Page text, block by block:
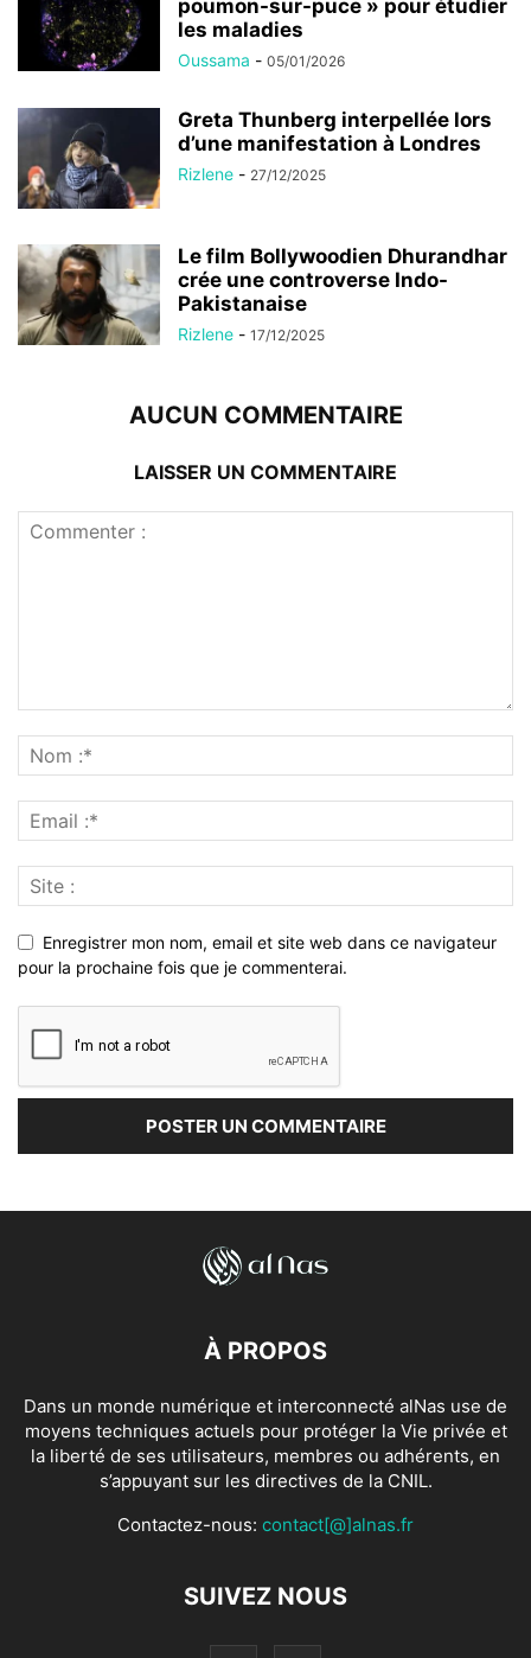
poumon-sur-puce » pour étudier
les maladies
Oussama - 05/01/2026
Greta Thunberg interpellée lors
d’une manifestation à Londres
Rizlene - 27/12/2025
Le film Bollywoodien Dhurandhar
crée une controverse Indo-
Pakistanaise
Rizlene - 17/12/2025
AUCUN COMMENTAIRE
LAISSER UN COMMENTAIRE
Enregistrer mon nom, email et site web dans ce navigateur
pour la prochaine fois que je commenterai.
À PROPOS
Dans un monde numérique et interconnecté alNas use de
moyens techniques actuels pour protéger la Vie privée et
la liberté de ses utilisateurs, membres ou adhérents, en
s’appuyant sur les directives de la CNIL.
Contactez-nous: contact[@]alnas.fr
SUIVEZ NOUS